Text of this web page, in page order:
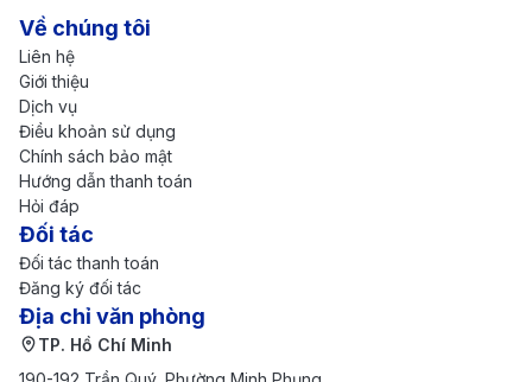
Đặt vé nhanh chóng, giao diện thân thiện:
thống đặt vé thông minh cho phép khách hàng tìm
kiếm, so sánh và đặt vé chỉ trong vài phút. Giao
diện website thân thiện, dễ sử dụng trên cả máy
tính và điện thoại, giúp bạn thao tác dễ dàng ở mọi
lúc, mọi nơi.
Đa dạng các chuyến bay:
nhiều hãng hàng không trong nước và quốc tế,
cung cấp hàng ngàn chuyến bay đến mọi điểm
đến trên thế giới. Dù bạn cần bay nội địa hay quốc
Về chúng tôi
Liên hệ
Giới thiệu
Dịch vụ
Điều khoản sử dụng
Chính sách bảo mật
Hướng dẫn thanh toán
Hỏi đáp
Đối tác
Đối tác thanh toán
Đăng ký đối tác
Địa chỉ văn phòng
TP. Hồ Chí Minh